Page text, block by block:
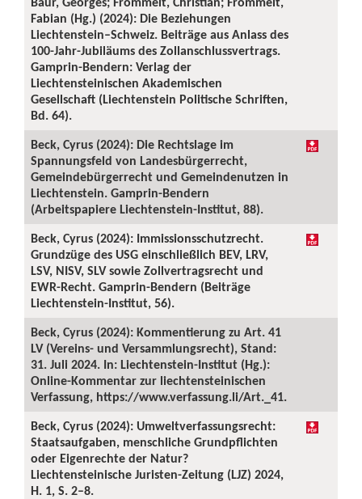
Fabian (Hg.) (2024): Die Beziehungen
Liechtenstein–Schweiz. Beiträge aus Anlass des
100-Jahr-Jubiläums des Zollanschlussvertrags.
Gamprin-Bendern: Verlag der
Liechtensteinischen Akademischen
Gesellschaft (Liechtenstein Politische Schriften,
Bd. 64).
Beck, Cyrus (2024): Die Rechtslage im
Spannungsfeld von Landesbürgerrecht,
Gemeindebürgerrecht und Gemeindenutzen in
Liechtenstein. Gamprin-Bendern
(Arbeitspapiere Liechtenstein-Institut, 88).
Beck, Cyrus (2024): Immissionsschutzrecht.
Grundzüge des USG einschließlich BEV, LRV,
LSV, NISV, SLV sowie Zollvertragsrecht und
EWR-Recht. Gamprin-Bendern (Beiträge
Liechtenstein-Institut, 56).
Beck, Cyrus (2024): Kommentierung zu Art. 41
LV (Vereins- und Versammlungsrecht), Stand:
31. Juli 2024. In: Liechtenstein-Institut (Hg.):
Online-Kommentar zur liechtensteinischen
Verfassung, https://www.verfassung.li/Art._41.
Beck, Cyrus (2024): Umweltverfassungsrecht:
Staatsaufgaben, menschliche Grundpflichten
oder Eigenrechte der Natur?
Liechtensteinische Juristen-Zeitung (LJZ) 2024,
H. 1, S. 2–8.